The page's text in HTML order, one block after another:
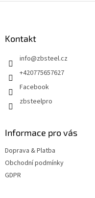
Kontakt
info@zbsteel.cz
+420775657627
Facebook
zbsteelpro
Informace pro vás
Doprava & Platba
Obchodní podmínky
GDPR